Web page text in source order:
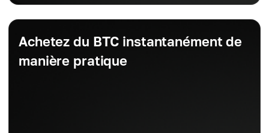
Achetez du BTC instantanément de
manière pratique